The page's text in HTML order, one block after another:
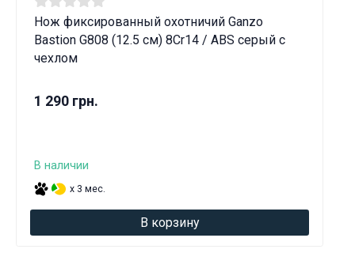
Нож фиксированный охотничий Ganzo
Bastion G808 (12.5 см) 8Cr14 / ABS серый с
чехлом
1 290 грн.
В наличии
x 3 мес.
В корзину